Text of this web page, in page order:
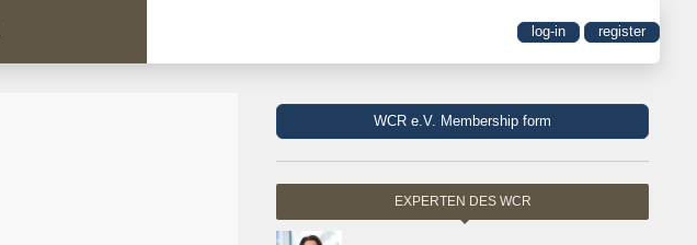
log-in register
WCR e.V. Membership form
EXPERTEN DES WCR